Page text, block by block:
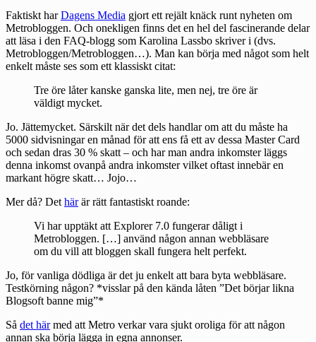
Faktiskt harDagens Media gjort ett rejält knäck runt nyheten om
Metrobloggen. Och onekligen finns det en hel del fascinerande delar
att läsa i den FAQ-blogg som Karolina Lassbo skriver i (dvs.
Metrobloggen/Metrobloggen…). Man kan börja med något som helt
enkelt måste ses som ett klassiskt citat:
Tre öre låter kanske ganska lite, men nej, tre öre är
väldigt mycket.
Jo. Jättemycket. Särskilt när det dels handlar om att du måste ha
5000 sidvisningar en månad för att ens få ett av dessa Master Card
och sedan dras 30 % skatt – och har man andra inkomster läggs
denna inkomst ovanpå andra inkomster vilket oftast innebär en
markant högre skatt… Jojo…
Mer då? Dethärär rätt fantastiskt roande:
Vi har upptäkt att Explorer 7.0 fungerar dåligt i
Metrobloggen. […] använd någon annan webbläsare
om du vill att bloggen skall fungera helt perfekt.
Jo, för vanliga dödliga är det ju enkelt att bara byta webbläsare.
Testkörning någon? *visslar på den kända låten ”Det börjar likna
Blogsoft banne mig”*
Så det härmed att Metro verkar vara sjukt oroliga för att någon
annan ska börja lägga in egna annonser.